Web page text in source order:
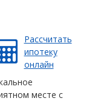
Рассчитать
ипотеку
онлайн
месте с